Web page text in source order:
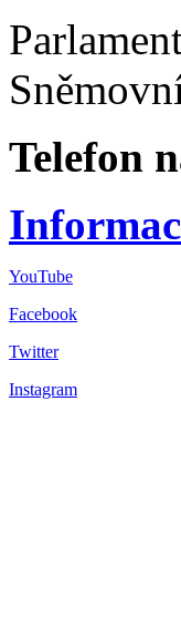
Telefon
YouTube
Facebook
Twitter
Instagram